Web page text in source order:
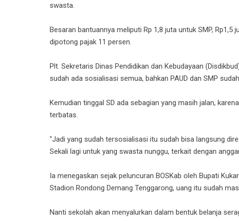
swasta.
Besaran bantuannya meliputi Rp 1,8 juta untuk SMP, Rp1,5
dipotong pajak 11 persen.
Plt. Sekretaris Dinas Pendidikan dan Kebudayaan
sudah ada sosialisasi semua, bahkan PAUD dan SMP
Kemudian tinggal SD ada sebagian yang masih jalan,
terbatas.
"Jadi yang sudah tersosialisasi itu sudah bisa langsung
Sekali lagi untuk yang swasta nunggu, terkait dengan
Ia menegaskan sejak peluncuran BOSKab oleh Bupati
Stadion Rondong Demang Tenggarong, uang itu sudah
Nanti sekolah akan menyalurkan dalam bentuk belanja